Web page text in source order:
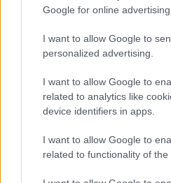
Google for online
I want to allow Google to
personalized advertising.
I want to allow Google to
related to analytics like
device identifiers in apps.
I want to allow Google to
related to functionality of the
b
o
o
k
te
r
re
st
s
A
p
p
Prossimo
Le previsioni meteo